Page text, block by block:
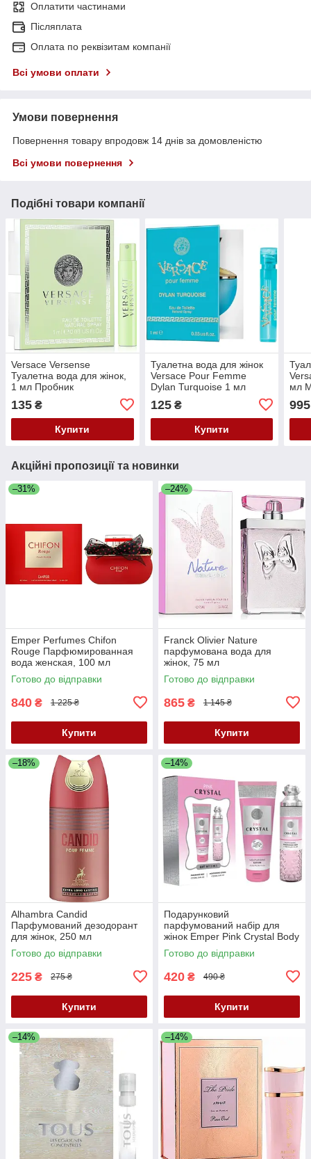
Оплатити частинами
Післяплата
Оплата по реквізитам компанії
Всі умови оплати
Умови повернення
Повернення товару впродовж 14 днів за домовленістю
Всі умови повернення
Подібні товари компанії
Versace Versense
Туалетна вода для жінок,
1 мл Пробник
135 ₴
Купити
Туалетна вода для жінок
Versace Pour Femme
Dylan Turquoise 1 мл
125₴
Купити
мл
995
Акційні пропозиції та новинки
–31%
Emper Perfumes Chifon
Rouge Парфюмированная
вода женская, 100 мл
Готово до відправки
840 ₴ 1 225 ₴
Купити
–24%
Franck Olivier Nature
парфумована вода для
жінок, 75 мл
Готово до відправки
865 ₴ 1 145 ₴
Купити
–18%
Alhambra Candid
Парфумований дезодорант
для жінок, 250 мл
Готово до відправки
225 ₴ 275 ₴
Купити
–14%
Подарунковий
парфумований набір для
жінок Emper Pink Crystal Body
Mist 250 мл + лосьйон для
тіла 250 мл
Готово до відправки
420 ₴ 490 ₴
Купити
–14% –14%